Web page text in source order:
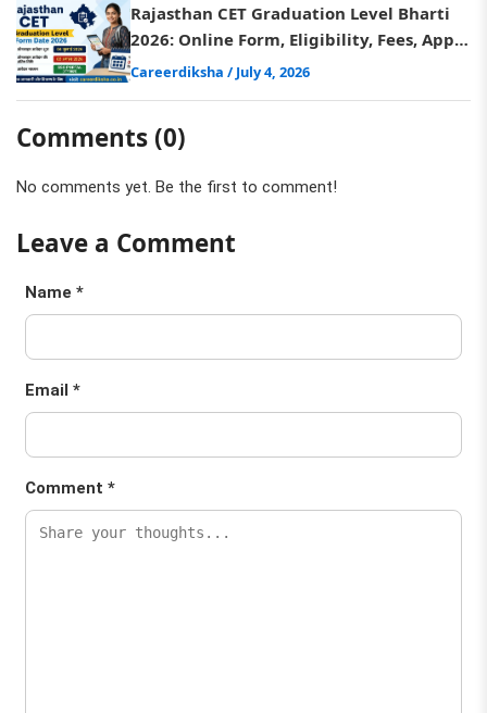
Rajasthan CET Graduation Level Bharti
2026: Online Form, Eligibility, Fees, Apply
Online
Careerdiksha / July 4, 2026
Comments (0)
No comments yet. Be the first to comment!
Leave a Comment
Name *
Email *
Comment *